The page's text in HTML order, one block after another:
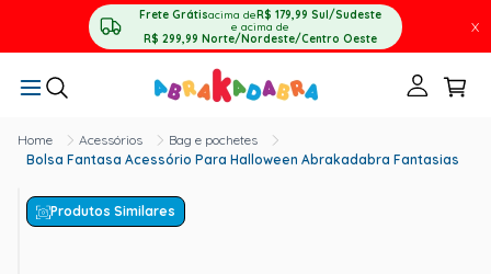
Frete Grátisacima deR$ 179,99 Sul/Sudeste
e acima de
R$ 299,99 Norte/Nordeste/Centro Oeste
X
Acessórios
Bag e pochetes
Bolsa Fantasa Acessório Para Halloween Abrakadabra Fantasias
Produtos Similares